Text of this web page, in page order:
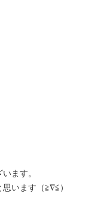
ます。
います（≧∇≦）